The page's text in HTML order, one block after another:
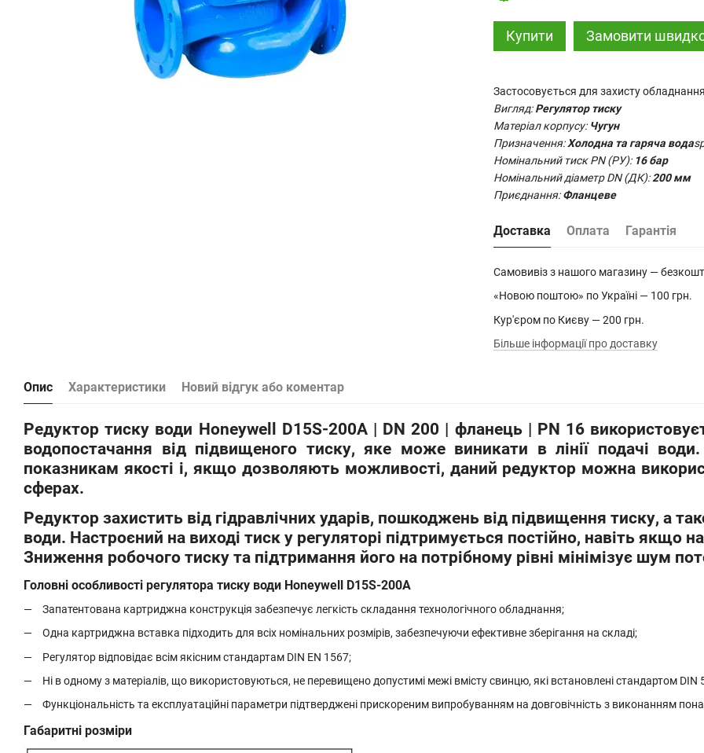
Купити Замовити
Застосовується для захисту
Вигляд:Регулятор тиску
Матеріал корпусу: Чугун
Призначення:Холодна та гаряча вода
Номінальний тиск PN (РУ): 16бар
Номінальний діаметр DN (ДК):200 мм
Приєднання:Фланцеве
Доставка Оплата Гарантія
Самовивіз з нашого магазину —
«Новою поштою» по Україні — 100 грн.
Кур'єром по Києву — 200 грн.
Більше інформації про доставку
Опис Характеристики Новий відгук або коментар
Редуктор тиску води Honeywell D15S-200A | DN 200 | фланець | PN 16
водопостачання від підвищеного тиску, яке може виникати в лінії подачі
показникам якості і, якщо дозволяють можливості, даний редуктор можна
сферах.
Редуктор захистить від гідравлічних ударів, пошкоджень від підвищення тиску, а
води. Настроєний на виході тиск у регуляторі підтримується постійно, навіть якщо
Зниження робочого тиску та підтримання його на потрібному рівні мінімізує шум
Головні особливості регулятора тиску води Honeywell D15S-200A
Запатентована картриджна конструкція забезпечує легкість складання технологічного обладнання;
Одна картриджна вставка підходить для всіх номінальних розмірів, забезпечуючи ефективне зберігання на складі;
Регулятор відповідає всім якісним стандартам DIN EN 1567;
Ні в одному з матеріалів, що використовуються, не перевищено допустимі межі вмісту свинцю, які встановлені стандартом DIN
Функціональність та експлуатаційні параметри підтверджені прискореним випробуванням на довговічність з виконанням
Габаритні розміри